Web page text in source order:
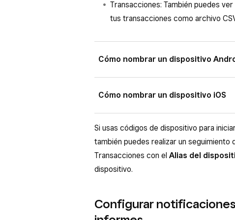
Transacciones: También puedes
tus transacciones como archivo
Cómo nombrar un dispositivo
Pulsa≡ Más en la aplicación PDV
Square Register, pulsa
Ajustes >
Ingresa el nombre del dispositivo.
Cómo nombrar un dispositivo iOS
Puedes actualizar el nombre de tu
dispositivo de Apple. Consulta el
iPadpara descubrir cómo cambiar el
Apple.
Si usas códigos de dispositivo para
también puedes realizar un
Transacciones con el Alias del
dispositivo.
Configurar